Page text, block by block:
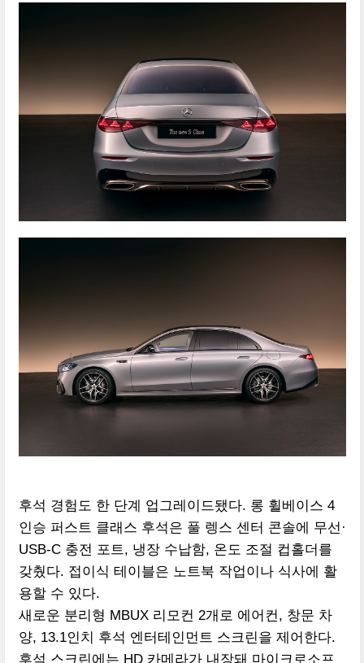
후석 경험도 한 단계 업그레이드됐다. 롱 휠베이스 4
인승 퍼스트 클래스 후석은 풀 렝스 센터 콘솔에 무선·
USB-C 충전 포트, 냉장 수납함, 온도 조절 컵홀더를
갖췄다. 접이식 테이블은 노트북 작업이나 식사에 활
용할 수 있다.
새로운 분리형 MBUX 리모컨 2개로 에어컨, 창문 차
양, 13.1인치 후석 엔터테인먼트 스크린을 제어한다.
후석 스크린에는 HD 카메라가 내장돼 마이크로소프